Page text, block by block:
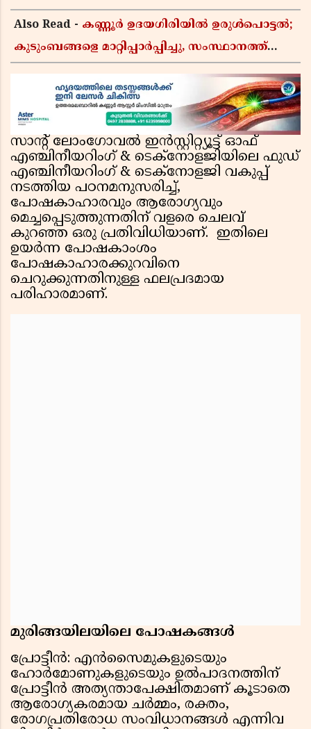
Also Read - കണ്ണൂർ ഉദയഗിരിയിൽ ഉരുൾപൊട്ടൽ;
കുടുംബങ്ങളെ മാറ്റിപ്പാർപ്പിച്ചു, സംസ്ഥാനത്ത്
സാന്റ് ലോംഗോവല്‍ ഇന്‍സ്റ്റിറ്റ്യൂട്ട് ഓഫ്
എഞ്ചിനീയറിംഗ് & ടെക്നോളജിയിലെ ഫുഡ്
എഞ്ചിനീയറിംഗ് & ടെക്നോളജി വകുപ്പ്
നടത്തിയ പഠനമനുസരിച്ച്,
പോഷകാഹാരവും ആരോഗ്യവും
മെച്ചപ്പെടുത്തുന്നതിന് വളരെ ചെലവ്
കുറഞ്ഞ ഒരു പ്രതിവിധിയാണ്. ഇതിലെ
ഉയര്‍ന്ന പോഷകാംശം
പോഷകാഹാരക്കുറവിനെ
ചെറുക്കുന്നതിനുള്ള ഫലപ്രദമായ
പരിഹാരമാണ്.
മുരിങ്ങയിലയിലെ പോഷകങ്ങള്‍
പ്രോട്ടീന്‍: എന്‍സൈമുകളുടെയും
ഹോര്‍മോണുകളുടെയും ഉല്‍പാദനത്തിന്
പ്രോട്ടീന്‍ അത്യന്താപേക്ഷിതമാണ് കൂടാതെ
ആരോഗ്യകരമായ ചര്‍മ്മം, രക്തം,
രോഗപ്രതിരോധ സംവിധാനങ്ങള്‍ എന്നിവ